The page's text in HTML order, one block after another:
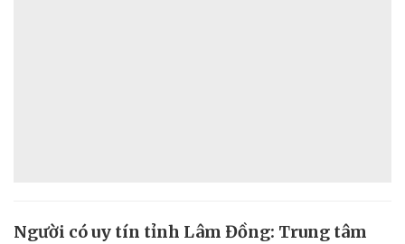
Người có uy tín tỉnh Lâm Đồng: Trung tâm